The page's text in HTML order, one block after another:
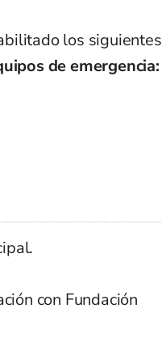
los siguientes
de emergencia:
con Fundación